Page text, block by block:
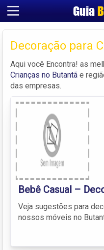
Guia
Decoração para
Aqui você Encontra! as
Crianças no Butantã e
das empresas.
Bebê Casual –
Veja sugestões para
nossos móveis no